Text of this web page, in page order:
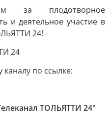
за плодотворное
и деятельное участие в
24!
24
по ссылке:
ТОЛЬЯТТИ 24"